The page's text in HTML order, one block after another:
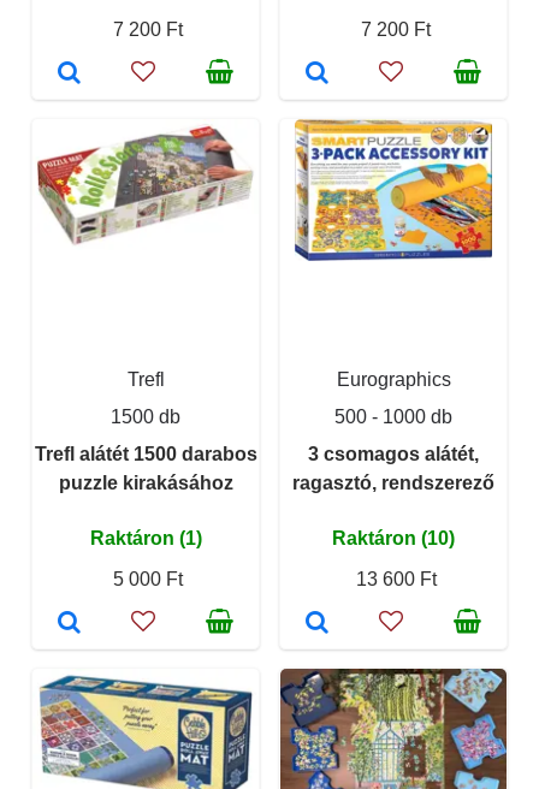
7 200 Ft 7 200 Ft
Trefl
1500 db
Trefl alátét 1500 darabos
puzzle kirakásához
Raktáron (1)
5 000 Ft
Eurographics
500 - 1000 db
3 csomagos alátét,
ragasztó, rendszerező
Raktáron (10)
13 600 Ft